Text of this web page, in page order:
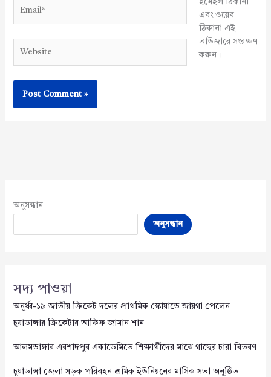
এবং ওয়েব
ঠিকানা এই
ব্রাউজারে সংরক্ষণ
করুন।
অনুসন্ধান
অনুসন্ধান
সদ্য পাওয়া
অনূর্ধ্ব-১৯ জাতীয় ক্রিকেট দলের প্রাথমিক স্কোয়াডে জায়গা পেলেন
চুয়াডাঙ্গার ক্রিকেটার আফিফ জামান শান
আলমডাঙ্গার এরশাদপুর একাডেমিতে শিক্ষার্থীদের মাঝে গাছের চারা বিতরণ
চুয়াডাঙ্গা জেলা সড়ক পরিবহন শ্রমিক ইউনিয়নের মাসিক সভা অনুষ্ঠিত